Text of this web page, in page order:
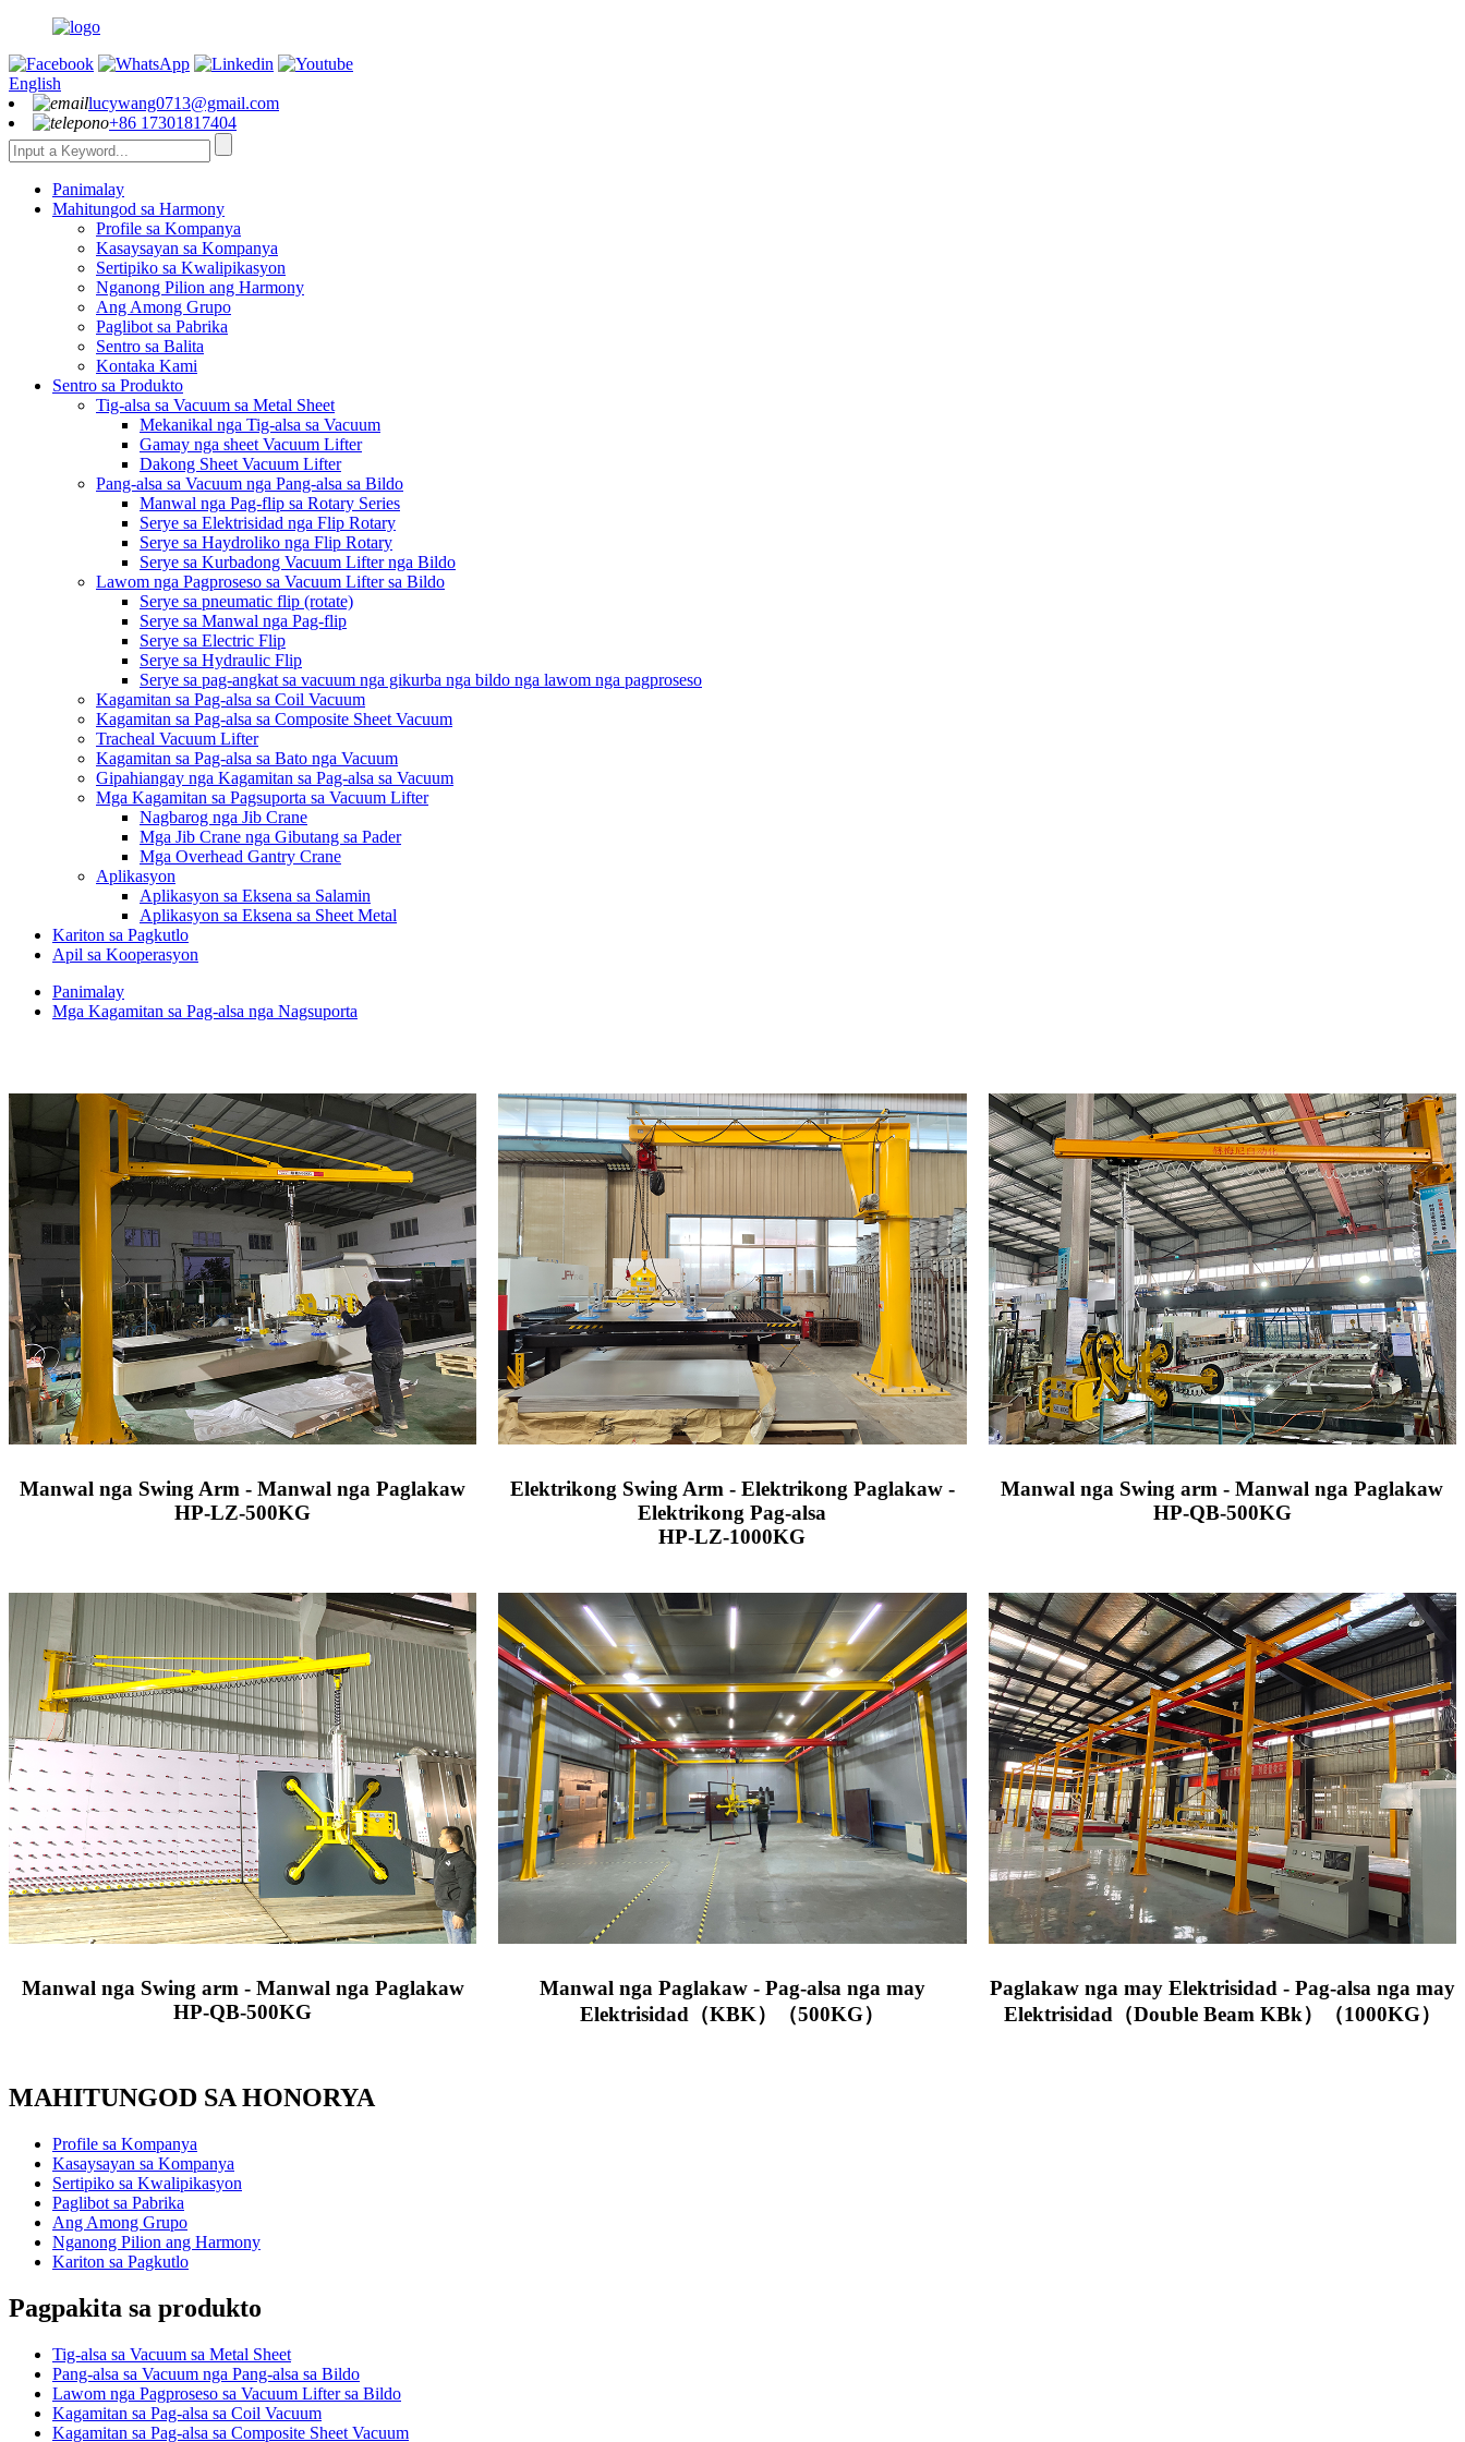
English
lucywang0713@gmail.com
+86 17301817404
Panimalay
Mahitungod sa Harmony
Profile sa Kompanya
Kasaysayan sa Kompanya
Sertipiko sa Kwalipikasyon
Nganong Pilion ang Harmony
Ang Among Grupo
Paglibot sa Pabrika
Sentro sa Balita
Kontaka Kami
Sentro sa Produkto
Tig-alsa sa Vacuum sa Metal Sheet
Mekanikal nga Tig-alsa sa Vacuum
Gamay nga sheet Vacuum Lifter
Dakong Sheet Vacuum Lifter
Pang-alsa sa Vacuum nga Pang-alsa sa Bildo
Manwal nga Pag-flip sa Rotary Series
Serye sa Elektrisidad nga Flip Rotary
Serye sa Haydroliko nga Flip Rotary
Serye sa Kurbadong Vacuum Lifter nga Bildo
Lawom nga Pagproseso sa Vacuum Lifter sa Bildo
Serye sa pneumatic flip (rotate)
Serye sa Manwal nga Pag-flip
Serye sa Electric Flip
Serye sa Hydraulic Flip
Serye sa pag-angkat sa vacuum nga gikurba nga bildo nga lawom nga pagproseso
Kagamitan sa Pag-alsa sa Coil Vacuum
Kagamitan sa Pag-alsa sa Composite Sheet Vacuum
Tracheal Vacuum Lifter
Kagamitan sa Pag-alsa sa Bato nga Vacuum
Gipahiangay nga Kagamitan sa Pag-alsa sa Vacuum
Mga Kagamitan sa Pagsuporta sa Vacuum Lifter
Nagbarog nga Jib Crane
Mga Jib Crane nga Gibutang sa Pader
Mga Overhead Gantry Crane
Aplikasyon
Aplikasyon sa Eksena sa Salamin
Aplikasyon sa Eksena sa Sheet Metal
Kariton sa Pagkutlo
Apil sa Kooperasyon
Panimalay
Mga Kagamitan sa Pag-alsa nga Nagsuporta
Manwal nga Swing Arm - Manwal nga Paglakaw
HP-LZ-500KG
Elektrikong Swing Arm - Elektrikong Paglakaw -
Elektrikong Pag-alsa
HP-LZ-1000KG
Manwal nga Swing arm - Manwal nga Paglakaw
HP-QB-500KG
Manwal nga Swing arm - Manwal nga Paglakaw
HP-QB-500KG
Manwal nga Paglakaw - Pag-alsa nga may
Elektrisidad（KBK）（500KG）
Paglakaw nga may Elektrisidad - Pag-alsa nga may
Elektrisidad（Double Beam KBk）（1000KG）
MAHITUNGOD SA HONORYA
Profile sa Kompanya
Kasaysayan sa Kompanya
Sertipiko sa Kwalipikasyon
Paglibot sa Pabrika
Ang Among Grupo
Nganong Pilion ang Harmony
Kariton sa Pagkutlo
Pagpakita sa produkto
Tig-alsa sa Vacuum sa Metal Sheet
Pang-alsa sa Vacuum nga Pang-alsa sa Bildo
Lawom nga Pagproseso sa Vacuum Lifter sa Bildo
Kagamitan sa Pag-alsa sa Coil Vacuum
Kagamitan sa Pag-alsa sa Composite Sheet Vacuum